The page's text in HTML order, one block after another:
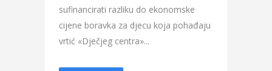
sufinancirati razliku do ekonomske
cijene boravka za djecu koja pohađaju
vrtić «Dječjeg centra»...